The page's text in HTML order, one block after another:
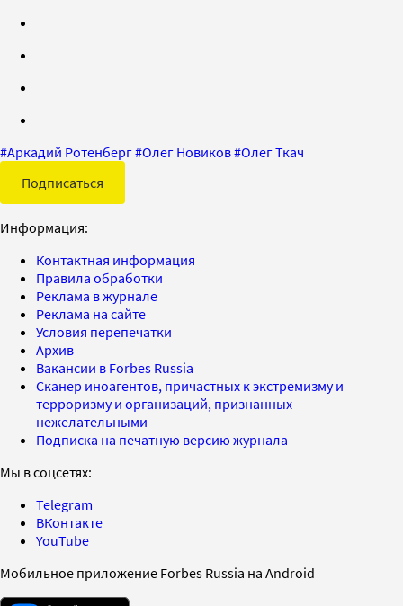
#Аркадий Ротенберг#Олег Новиков#Олег Ткач
Подписаться
Информация:
Контактная информация
Правила обработки
Реклама в журнале
Реклама на сайте
Условия перепечатки
Архив
Вакансии в Forbes Russia
Сканер иноагентов, причастных к экстремизму и
терроризму и организаций, признанных
нежелательными
Подписка на печатную версию журнала
Мы в соцсетях:
Telegram
ВКонтакте
YouTube
Мобильное приложение Forbes Russia на Android